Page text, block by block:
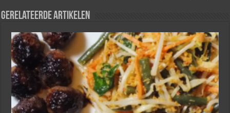
Gerelateerde artikelen